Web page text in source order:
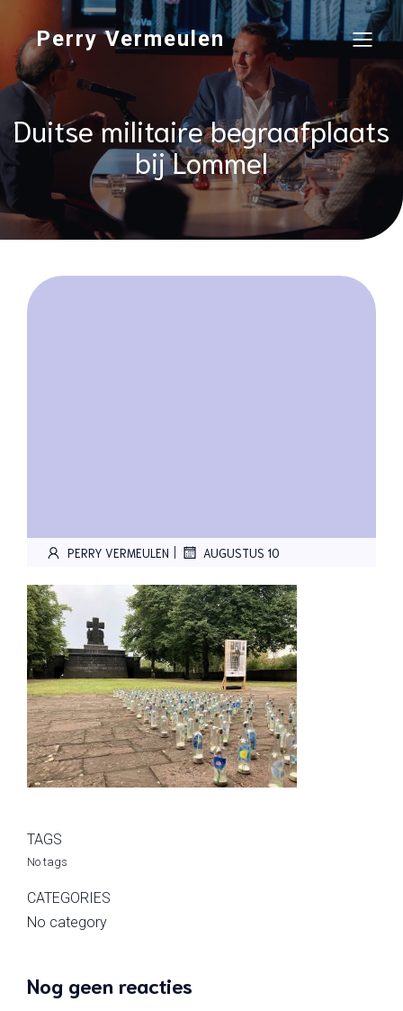
Perry Vermeulen
Duitse militaire begraafplaats
bij Lommel
PERRY VERMEULEN | AUGUSTUS 10
TAGS
No tags
CATEGORIES
No category
Nog geen reacties